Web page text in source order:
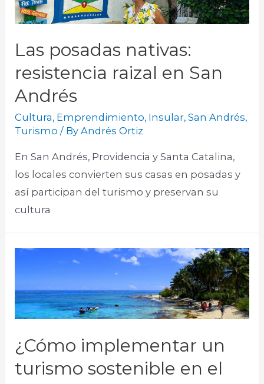
Las posadas nativas:
resistencia raizal en San
Andrés
Cultura, Emprendimiento, Insular,San Andrés,
Turismo / ByAndrés Ortiz
En San Andrés, Providencia y Santa Catalina,
los locales convierten sus casas en posadas y
así participan del turismo y preservan su
cultura
¿Cómo implementar un
turismo sostenible en el